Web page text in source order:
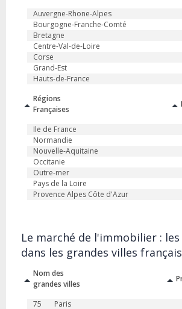
Auvergne-Rhone-Alpes
Bourgogne-Franche-Comté
Bretagne
Centre-Val-de-Loire
Corse
Grand-Est
Hauts-de-France
Régions
Françaises
Ile de France
Normandie
Nouvelle-Aquitaine
Occitanie
Outre-mer
Pays de la Loire
Provence Alpes Côte d'Azur
Le marché de l'immobilier :
dans les grandes villes
Nom des
grandes villes
75 Paris